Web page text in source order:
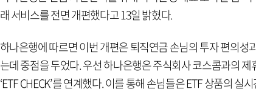
래 서비스를 전면 개편했다고 13일 밝혔다.
하나은행에 따르면 이번 개편은 퇴직연금 손님의 투자 편의성
는데 중점을 두었다. 우선 하나은행은 주식회사 코스콤과의 제
‘ETF CHECK’를 연계했다. 이를 통해 손님들은 ETF 상품의 실